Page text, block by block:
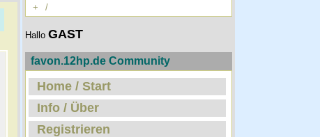
+
/
Hallo GAST
favon.12hp.de Community
Home / Start
Info / Über
Registrieren